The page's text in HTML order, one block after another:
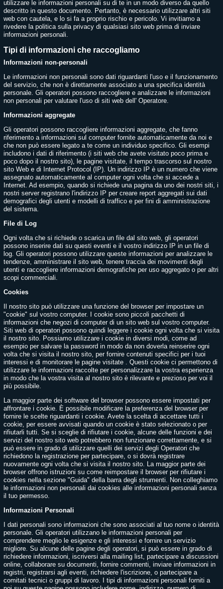
utilizzare le informazioni personali su di te in un modo diverso da quello
descritto in questo documento. Pertanto, è necessario utilizzare altri siti
web con cautela, e lo si fa a proprio rischio e pericolo. Vi invitiamo a
rivedere la politica sulla privacy di qualsiasi sito web prima di inviare
informazioni personali.
Tipi di informazioni che raccogliamo
Informazioni non-personali
Le informazioni non personali sono dati riguardanti l'uso e il funzionamento
del servizio, che non è direttamente associato a una specifica identità
personale. Gli operatori possono raccogliere e analizzare le informazioni
non personali per valutare l'uso di siti web dell' Operatore.
Informazioni aggregate
Gli operatori possono raccogliere informazioni aggregate, che fanno
riferimento a informazioni sul computer fornite automaticamente da noi e
che non può essere legato a te come un individuo specifico. Gli esempi
includono i dati di riferimento (i siti web che avete visitato poco prima e
poco dopo il nostro sito), le pagine visitate, il tempo trascorso sul nostro
sito Web e di Internet Protocol (IP). Un indirizzo IP è un numero che viene
assegnato automaticamente al computer ogni volta che si accede a
Internet. Ad esempio, quando si richiede una pagina da uno dei nostri siti, i
nostri server registrano l'indirizzo IP per creare report aggregati sui dati
demografici degli utenti e modelli di traffico e per fini di amministrazione
del sistema.
File di Log
Ogni volta che si richiede o scarica un file dal sito web, gli operatori
possono inserire dati su questi eventi e il vostro indirizzo IP in un file di
log. Gli operatori possono utilizzare queste informazioni per analizzare le
tendenze, amministrare il sito web, tenere traccia dei movimenti degli
utenti e raccogliere informazioni demografiche per uso aggregato o per altri
scopi commerciali.
Cookies
Il nostro sito può utilizzare una funzione del browser per impostare un
"cookie" sul vostro computer. I cookie sono piccoli pacchetti di
informazioni che negozi di computer di un sito web sul vostro computer.
Siti web di operatori possono quindi leggere i cookie ogni volta che si visita
il nostro sito. Possiamo utilizzare i cookie in diversi modi, come ad
esempio per salvare la password in modo da non doverla reinserire ogni
volta che si visita il nostro sito, per fornire contenuti specifici per i tuoi
interessi e di monitorare le pagine visitate . Questi cookie ci permettono di
utilizzare le informazioni raccolte per personalizzare la vostra esperienza
in modo che la vostra visita al nostro sito è rilevante e prezioso per voi il
più possibile.
La maggior parte dei software del browser possono essere impostati per
affrontare i cookie. È possibile modificare la preferenza del browser per
fornire le scelte riguardanti i cookie. Avete la scelta di accettare tutti i
cookie, per essere avvisati quando un cookie è stato selezionato o per
rifiutarli tutti. Se si sceglie di rifiutare i cookie, alcune delle funzioni e dei
servizi del nostro sito web potrebbero non funzionare correttamente, e si
può essere in grado di utilizzare quelli dei servizi degli Operatori che
richiedono la registrazione per partecipare, o si dovrà registrare
nuovamente ogni volta che si visita il nostro sito. La maggior parte dei
browser offrono istruzioni su come reimpostare il browser per rifiutare i
cookies nella sezione "Guida" della barra degli strumenti. Non colleghiamo
le informazioni non personali dai cookies alle informazioni personali senza
il tuo permesso.
Informazioni Personali
I dati personali sono informazioni che sono associati al tuo nome o identità
personale. Gli operatori utilizzano le informazioni personali per
comprendere meglio le esigenze e gli interessi e fornire un servizio
migliore. Su alcune delle pagine degli operatori, si può essere in grado di
richiedere informazioni, iscriversi alla mailing list, partecipare a discussioni
online, collaborare su documenti, fornire commenti, inviare informazioni in
registri, registrarsi agli eventi, richiedere l'iscrizione, o partecipare a
comitati tecnici o gruppi di lavoro. I tipi di informazioni personali forniti a